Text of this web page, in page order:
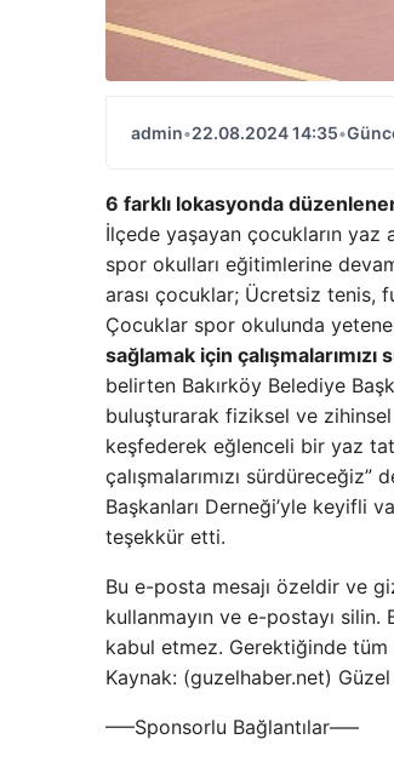
admin•22.08.2024 14:35•
6 farklı lokasyonda
İlçede yaşayan çocukların yaz
spor okulları eğitimlerine
arası çocuklar; Ücretsiz tenis,
Çocuklar spor okulunda
sağlamak için çalışmalarımızı
belirten Bakırköy Belediye
buluşturarak fiziksel ve
keşfederek eğlenceli bir yaz
çalışmalarımızı
Başkanları Derneği’yle keyifli
teşekkür etti.
Bu e-posta mesajı özeldir ve
kullanmayın ve e-postayı
kabul etmez. Gerektiğinde tüm
Kaynak: (guzelhaber.net) Güzel
—–Sponsorlu Bağlantılar—–